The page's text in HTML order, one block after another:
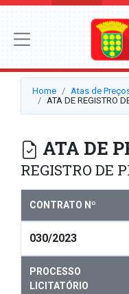
Home
Atas de
ATA DE REGISTRO
ATA DE
REGISTRO DE
CONTRATO Nº
030/2023
PROCESSO
LICITATÓRIO